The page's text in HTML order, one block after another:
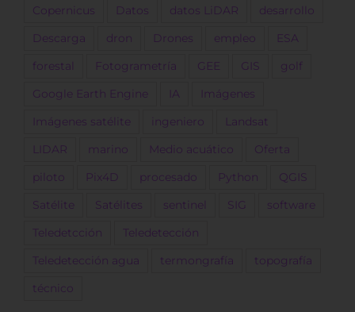
Copernicus Datos datos LiDAR desarrollo
Descarga dron Drones empleo ESA
forestal Fotogrametría GEE GIS golf
Google Earth Engine IA Imágenes
Imágenes satélite ingeniero Landsat
LIDAR marino Medio acuático Oferta
piloto Pix4D procesado Python QGIS
Satélite Satélites sentinel SIG software
Teledetcción Teledetección
Teledetección agua termongrafía topografía
técnico